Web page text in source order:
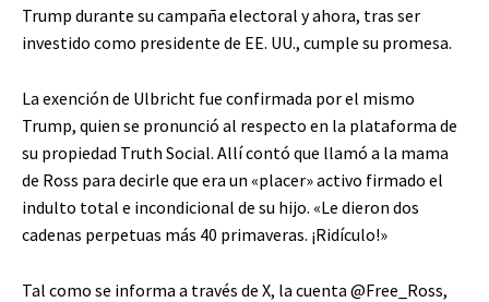
Trump durante su campaña electoral y ahora, tras ser
investido como presidente de EE. UU., cumple su promesa.
La exención de Ulbricht fue confirmada por el mismo
Trump, quien se pronunció al respecto en la plataforma de
su propiedad Truth Social. Allí contó que llamó a la mama
de Ross para decirle que era un «placer» activo firmado el
indulto total e incondicional de su hijo. «Le dieron dos
cadenas perpetuas más 40 primaveras. ¡Ridículo!»
Tal como se informa a través de X, la cuenta @Free_Ross,